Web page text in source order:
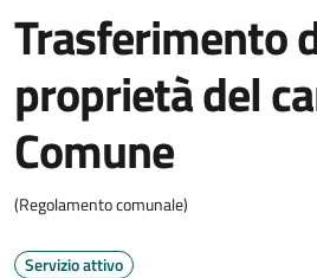
Trasferimento
proprietà del
Comune
(Regolamento comunale)
Servizio attivo